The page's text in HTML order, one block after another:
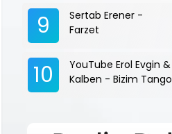
9
Sertab Erener -
Farzet
10
YouTube Erol Evgin &
Kalben - Bizim Tango